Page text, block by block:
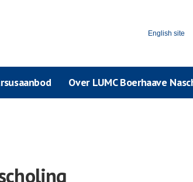
English site
Over LUMC Boerhaave